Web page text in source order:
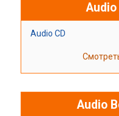
Audio
Audio CD
Audio